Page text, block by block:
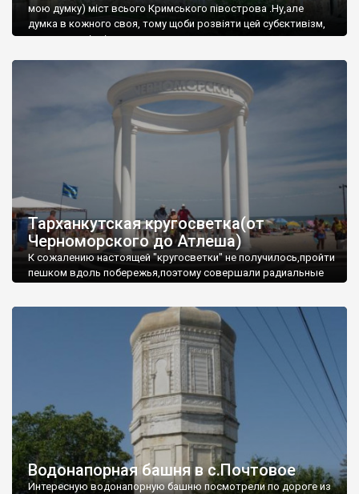
мою думку) міст всього Кримського півострова .Ну,але
думка в кожного своя, тому щоби розвіяти цей субєктивізм,
запрошую відвідати це
Тарханкутская кругосветка(от
Черноморского до Атлеша)
К сожалению настоящей "кругосветки" не получилось,пройти
пешком вдоль побережья,поэтому совершали радиальные
Водонапорная башня в с.Почтовое
Интересную водонапорную башню посмотрели по дороге из